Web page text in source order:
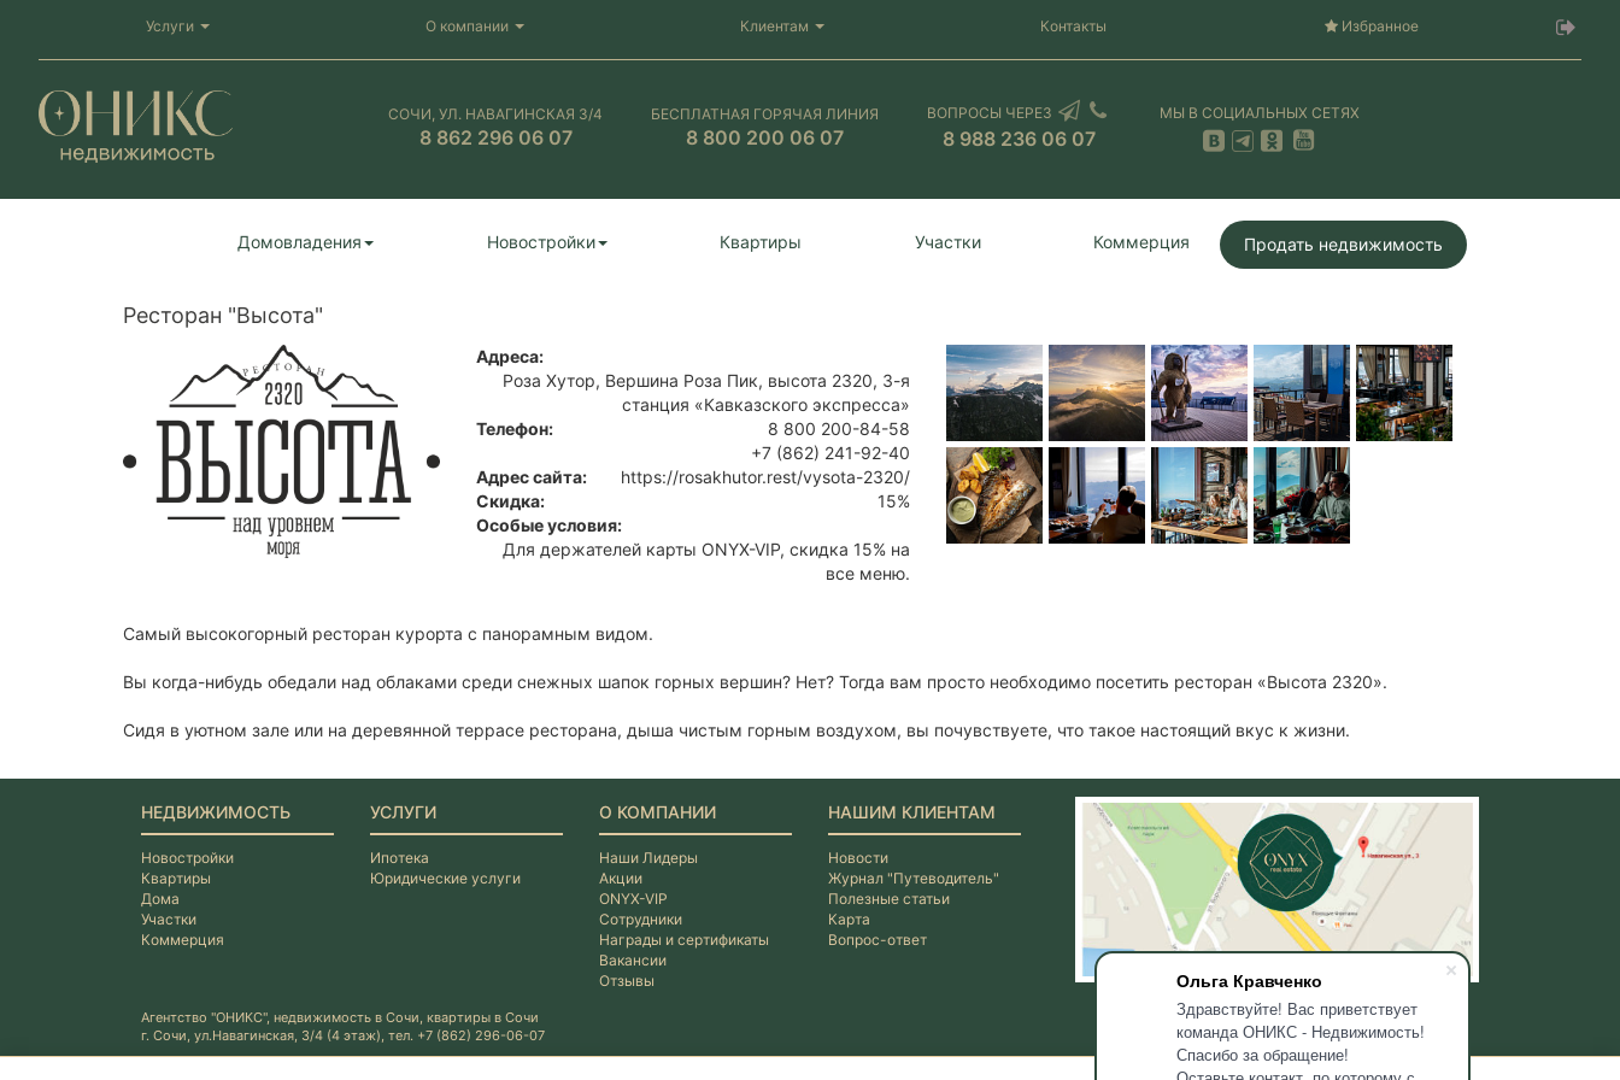
Ольга Кравченко
Здравствуйте! Вас приветствует
команда ОНИКС - Недвижимость!
Спасибо за обращение!
Услуги О компании Клиентам Контакты Избранное
СОЧИ, УЛ. НАВАГИНСКАЯ 3/4
8 862 296 06 07
БЕСПЛАТНАЯ ГОРЯЧАЯ ЛИНИЯ
8 800 200 06 07
ВОПРОСЫ ЧЕРЕЗ
8 988 236 06 07
МЫ В СОЦИАЛЬНЫХ СЕТЯХ
Домовладения Новостройки Квартиры Участки Коммерция Продать недвижимость
Ресторан "Высота"
Адреса:
Роза Хутор, Вершина Роза Пик, высота 2320, 3-я
станция «Кавказского экспресса»
Телефон:
8 800 200-84-58
+7 (862) 241-92-40
Адрес сайта:
https://rosakhutor.rest/vysota-2320/
Скидка:
15%
Особые условия:
Для держателей карты ONYX-VIP, cкидка 15% на
все меню.
Самый высокогорный ресторан курорта с панорамным видом.
Вы когда-нибудь обедали над облаками среди снежных шапок горных вершин? Нет? Тогда вам просто необходимо посетить ресторан «Высота 2320».
Сидя в уютном зале или на деревянной террасе ресторана, дыша чистым горным воздухом, вы почувствуете, что такое настоящий вкус к жизни.
НЕДВИЖИМОСТЬ
Новостройки
Квартиры
Дома
Участки
Коммерция
УСЛУГИ
Ипотека
Юридические услуги
О КОМПАНИИ
Наши Лидеры
Акции
ONYX-VIP
Сотрудники
Награды и сертификаты
Вакансии
Отзывы
НАШИМ КЛИЕНТАМ
Новости
Журнал "Путеводитель"
Полезные статьи
Карта
Вопрос-ответ
Агентство "ОНИКС", недвижимость в Сочи, квартиры в Сочи
г. Сочи, ул.Навагинская, 3/4 (4 этаж), тел. +7 (862) 296-06-07